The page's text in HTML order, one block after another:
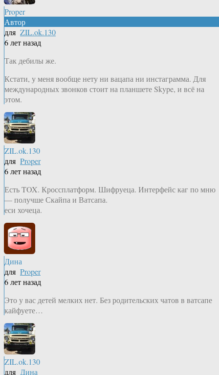
Proper
Автор
для ZIL.ok.130
6 лет назад
Так дебилы же.
Кстати, у меня вообще нету ни вацапа ни инстаграмма. Для
международных звонков стоит на планшете Skype, и всё на
этом.
ZIL.ok.130
для Proper
6 лет назад
Есть TOX. Кроссплатформ. Шифруеца. Интерфейс каг по мню
— получше Скайпа и Ватсапа.
еси хочеца.
Дина
для Proper
6 лет назад
Это у вас детей мелких нет. Без родительских чатов в ватсапе
кайфуете…
ZIL.ok.130
для Дина